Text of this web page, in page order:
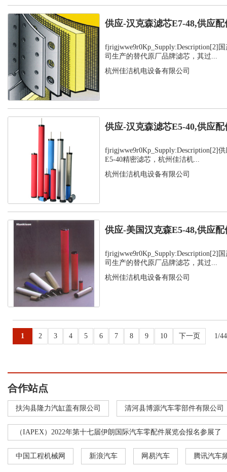
供应-汉克森滤芯E7-48,供应配
fjrigjwwe9r0Kp_Supply:Description[2]
司生产的替代原厂品牌滤芯，其过...
杭州佳洁机电设备有限公司
供应-汉克森滤芯E5-40,供应配
fjrigjwwe9r0Kp_Supply:Description[2]
E5-40精密滤芯，杭州佳洁机...
杭州佳洁机电设备有限公司
供应-美国汉克森E5-48,供应配
fjrigjwwe9r0Kp_Supply:Description[2]
司生产的替代原厂品牌滤芯，其过...
杭州佳洁机电设备有限公司
1 2 3 4 5 6 7 8 9 10 下一页 1/
合作站点
扶沟县隆力汽缸盖有限公司 清河县博源汽车零部件有限公司
（IAPEX）2022年第十七届伊朗国际汽车零配件展览会报名参展了
中国工程机械网 新浪汽车 网易汽车 腾讯汽车